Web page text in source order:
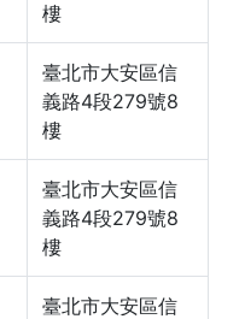
樓
臺北市大安區信
義路4段279號8
樓
臺北市大安區信
義路4段279號8
樓
臺北市大安區信